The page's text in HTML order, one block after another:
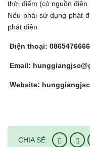
thời điểm (có nguồn điện
Nếu phải sử dụng phát
phát điện
Điện thoại:
Email:
Website:
CHIA SẺ: